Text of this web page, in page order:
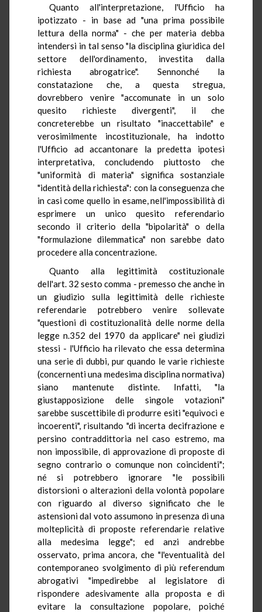
Quanto all'interpretazione, l'Ufficio ha
ipotizzato - in base ad "una prima possibile
lettura della norma" - che per materia debba
intendersi in tal senso "la disciplina giuridica del
settore dell'ordinamento, investita dalla
richiesta abrogatrice". Sennonché la
constatazione che, a questa stregua,
dovrebbero venire "accomunate in un solo
quesito richieste divergenti", il che
concreterebbe un risultato "inaccettabile" e
verosimilmente incostituzionale, ha indotto
l'Ufficio ad accantonare la predetta ipotesi
interpretativa, concludendo piuttosto che
"uniformità di materia" significa sostanziale
"identità della richiesta": con la conseguenza che
in casi come quello in esame, nell'impossibilità di
esprimere un unico quesito referendario
secondo il criterio della "bipolarità" o della
"formulazione dilemmatica" non sarebbe dato
procedere alla concentrazione.
Quanto alla legittimità costituzionale
dell'art. 32 sesto comma - premesso che anche in
un giudizio sulla legittimità delle richieste
referendarie potrebbero venire sollevate
"questioni di costituzionalità delle norme della
legge n.352 del 1970 da applicare" nei giudizi
stessi - l'Ufficio ha rilevato che essa determina
una serie di dubbi, pur quando le varie richieste
(concernenti una medesima disciplina normativa)
siano mantenute distinte. Infatti, "la
giustapposizione delle singole votazioni"
sarebbe suscettibile di produrre esiti "equivoci e
incoerenti", risultando "di incerta decifrazione e
persino contraddittoria nel caso estremo, ma
non impossibile, di approvazione di proposte di
segno contrario o comunque non coincidenti";
né si potrebbero ignorare "le possibili
distorsioni o alterazioni della volontà popolare
con riguardo al diverso significato che le
astensioni dal voto assumono in presenza di una
molteplicità di proposte referendarie relative
alla medesima legge"; ed anzi andrebbe
osservato, prima ancora, che "l'eventualità del
contemporaneo svolgimento di più referendum
abrogativi "impedirebbe al legislatore di
rispondere adesivamente alla proposta e di
evitare la consultazione popolare, poiché